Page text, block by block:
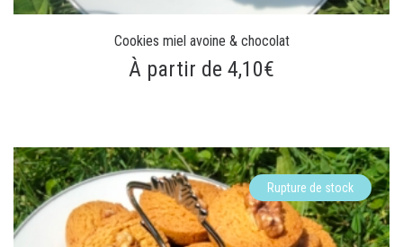
Cookies miel avoine & chocolat
À partir de 4,10€
Rupture de stock